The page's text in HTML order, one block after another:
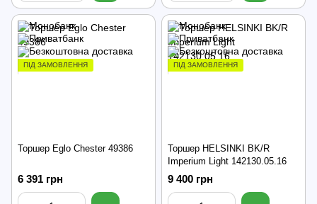
ПІД ЗАМОВЛЕННЯ
Торшер Eglo Chester 49386
6 391 грн
ПІД ЗАМОВЛЕННЯ
Торшер HELSINKI BK/R
Imperium Light 142130.05.16
9 400 грн